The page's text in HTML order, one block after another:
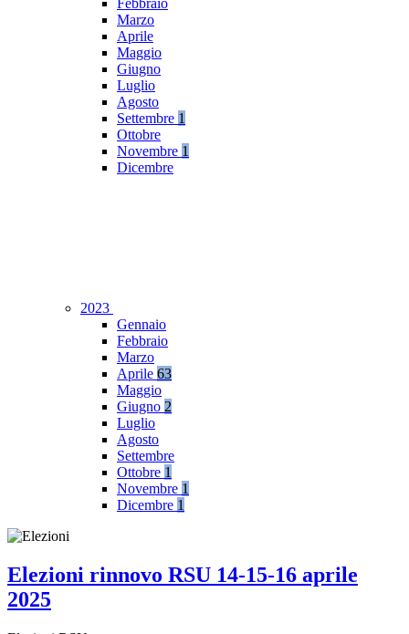
Febbraio
Marzo
Aprile
Maggio
Giugno
Luglio
Agosto
Settembre 1
Ottobre
Novembre 1
Dicembre
2023
Gennaio
Febbraio
Marzo
Aprile 63
Maggio
Giugno 2
Luglio
Agosto
Settembre
Ottobre 1
Novembre 1
Dicembre 1
Elezioni rinnovo RSU 14-15-16 aprile
2025